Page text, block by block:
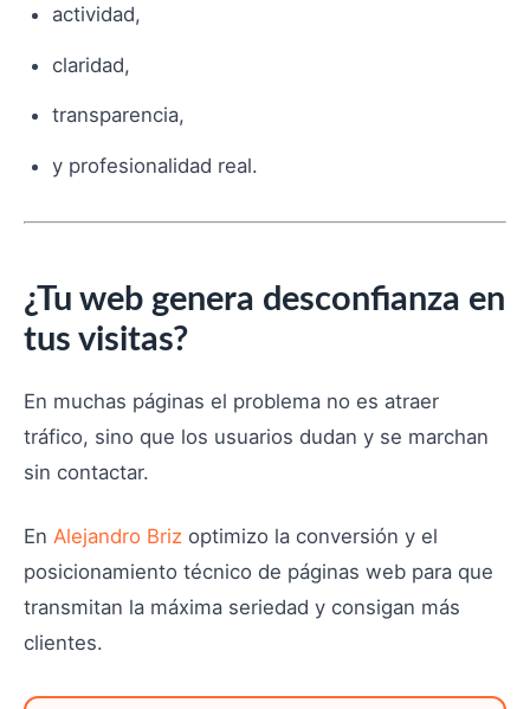
actividad,
claridad,
transparencia,
y profesionalidad real.
¿Tu web genera desconfianza en
tus visitas?
En muchas páginas el problema no es atraer
tráfico, sino que los usuarios dudan y se marchan
sin contactar.
En Alejandro Briz optimizo la conversión y el
posicionamiento técnico de páginas web para que
transmitan la máxima seriedad y consigan más
clientes.